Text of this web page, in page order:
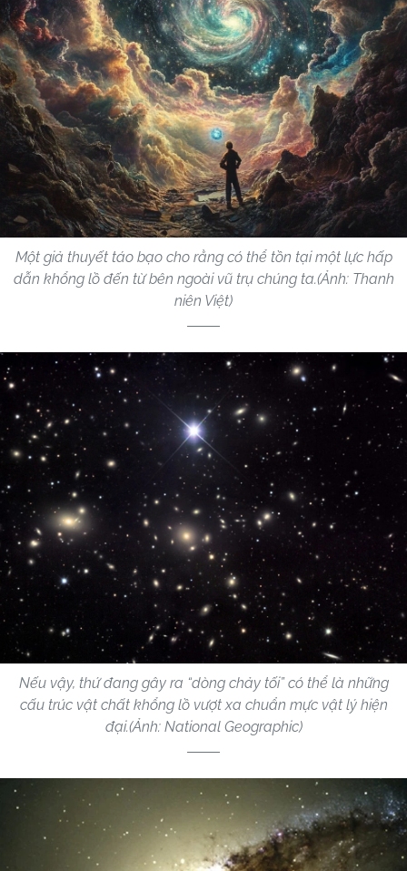
Một giả thuyết táo bạo cho rằng có thể tồn tại một lực hấp
dẫn khổng lồ đến từ bên ngoài vũ trụ chúng ta.(Ảnh: Thanh
niên Việt)
Nếu vậy, thứ đang gây ra “dòng chảy tối” có thể là những
cấu trúc vật chất khổng lồ vượt xa chuẩn mực vật lý hiện
đại.(Ảnh: National Geographic)